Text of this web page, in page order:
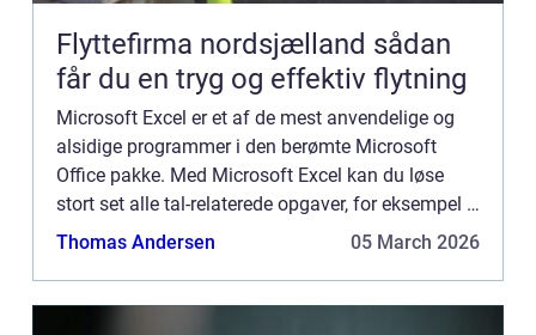
Flyttefirma nordsjælland sådan
får du en tryg og effektiv flytning
Microsoft Excel er et af de mest anvendelige og
alsidige programmer i den berømte Microsoft
Office pakke. Med Microsoft Excel kan du løse
stort set alle tal-relaterede opgaver, for eksempel i
relation til regnskab, fremskrivninger, stat...
Thomas Andersen 05 March 2026